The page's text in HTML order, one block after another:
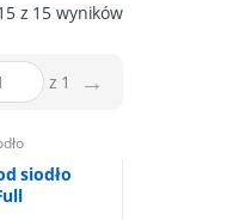
z 15 wyników
z 1 →
siodło